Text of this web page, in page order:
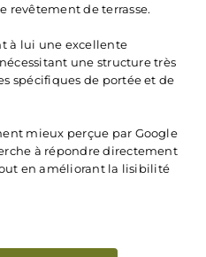
revêtement de terrasse.
à lui une excellente
une structure très
spécifiques de portée et de
mieux perçue par Google
à répondre directement
en améliorant la lisibilité